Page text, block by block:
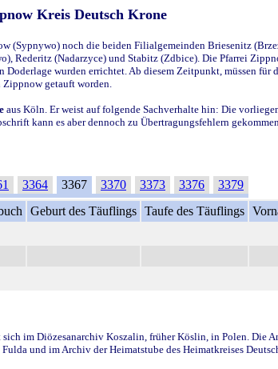
Kreis Deutsch Krone
(Sypnywo) noch die beiden Filialgemeinden Briesenitz
Rederitz (Nadarzyce) und Stabitz (Zdbice). Die Pfarrei
wurden errichtet. Ab diesem Zeitpunkt, müssen
getauft worden.
aus Köln. Er weist auf folgende Sachverhalte hin: Die
kann es aber dennoch zu Übertragungsfehlern
3364 3367 3370 3373 3376
3379
Geburt des Täuflings Taufe des Täuflings
im Diözesanarchiv Koszalin, früher Köslin, in Polen.
und im Archiv der Heimatstube des Heimatkreises